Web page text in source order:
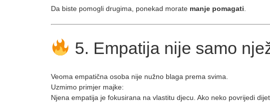
Da biste pomogli drugima, ponekad morate manje pomagati.
5. Empatija nije samo
Veoma empatična osoba nije nužno blaga prema svima.
Uzmimo primjer majke:
Njena empatija je fokusirana na vlastitu djecu. Ako neko povrijedi